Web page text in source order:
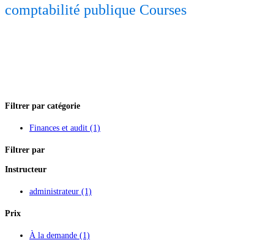
comptabilité publique Courses
Filtrer par catégorie
Finances et audit (1)
Filtrer par
Instructeur
administrateur (1)
Prix
À la demande (1)